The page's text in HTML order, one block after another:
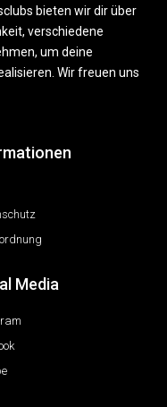
bieten wir dir über
verschiedene
um deine
Wir freuen uns
Media